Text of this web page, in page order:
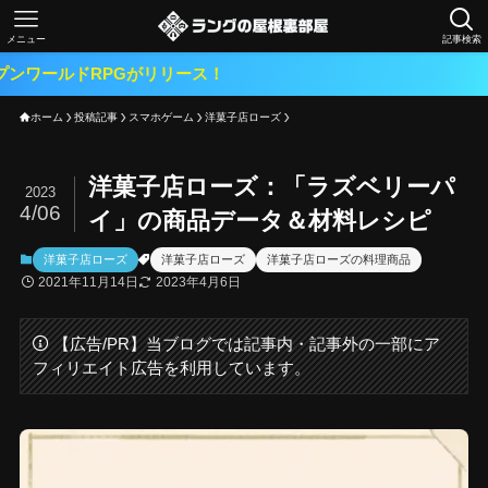
記事検索
メニュー
がリリース！
ホーム 投稿記事 スマホゲーム 洋菓子店ローズ
洋菓子店ローズ：「ラズベリーパ
イ」の商品データ＆材料レシピ
2023
4/06
洋菓子店ローズ 洋菓子店ローズ 洋菓子店ローズの料理商品
2021年11月14日 2023年4月6日
【広告/PR】当ブログでは記事内・記事外の一部にア
フィリエイト広告を利用しています。